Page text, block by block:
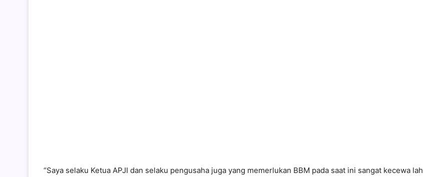
“Saya selaku Ketua APJI dan selaku pengusaha juga yang memerlukan BBM pada saat ini sangat kecewa lah